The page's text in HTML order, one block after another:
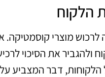
הלקוח
לרכוש מוצרי
ולהגביר את הסיכוי
דבר המצביע על